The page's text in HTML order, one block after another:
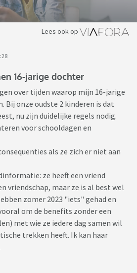
Lees ook op
16-jarige dochter
over tijden waarop mijn 16-jarige
Bij onze oudste 2 kinderen is dat
nu zijn duidelijke regels nodig.
voor schooldagen en
als ze zich er niet aan
ze heeft een vriend
vriendschap, maar ze is al best wel
zomer 2023 "iets" gehad en
om de benefits zonder een
met wie ze iedere dag samen wil
trekken heeft. Ik kan haar